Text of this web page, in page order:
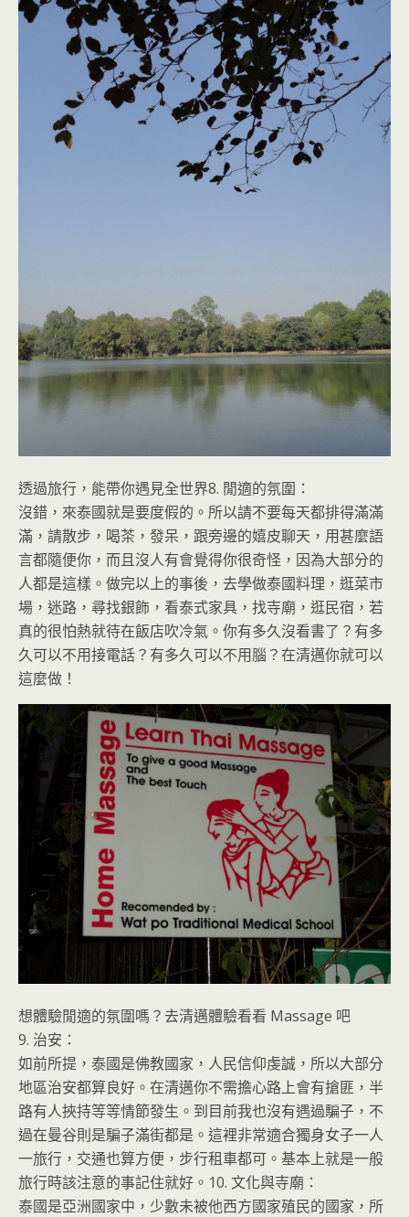
透過旅行，能帶你遇見全世界8. 閒適的氛圍：
沒錯，來泰國就是要度假的。所以請不要每天都排得滿滿
滿，請散步，喝茶，發呆，跟旁邊的嬉皮聊天，用甚麼語
言都隨便你，而且沒人有會覺得你很奇怪，因為大部分的
人都是這樣。做完以上的事後，去學做泰國料理，逛菜市
場，迷路，尋找銀飾，看泰式家具，找寺廟，逛民宿，若
真的很怕熱就待在飯店吹冷氣。你有多久沒看書了？有多
久可以不用接電話？有多久可以不用腦？在清邁你就可以
這麼做！
想體驗閒適的氛圍嗎？去清邁體驗看看 Massage 吧
9. 治安：
如前所提，泰國是佛教國家，人民信仰虔誠，所以大部分
地區治安都算良好。在清邁你不需擔心路上會有搶匪，半
路有人挾持等等情節發生。到目前我也沒有遇過騙子，不
過在曼谷則是騙子滿街都是。這裡非常適合獨身女子一人
一旅行，交通也算方便，步行租車都可。基本上就是一般
旅行時該注意的事記住就好。 10. 文化與寺廟：
泰國是亞洲國家中，少數未被他西方國家殖民的國家，所